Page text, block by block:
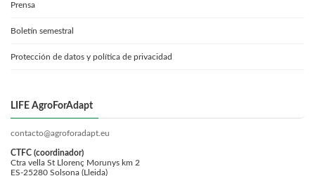
Prensa
Boletín semestral
Protección de datos y política de privacidad
LIFE AgroForAdapt
contacto@agroforadapt.eu
CTFC (coordinador)
Ctra vella St Llorenç Morunys km 2
ES-25280 Solsona (Lleida)